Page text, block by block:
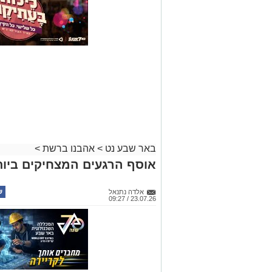
באר שבע נט > אהבנו ברשת >
אוסף הרגעים המצחיקים
אלדה נתנאל
23.07.26 / 09:27